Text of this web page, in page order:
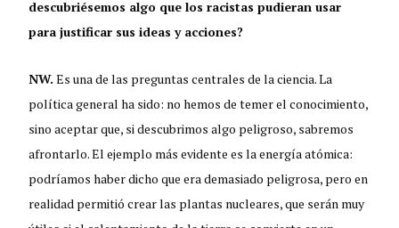
descubriésemos algo que los racistas pudieran usar
para justificar sus ideas y acciones?
NW. Es una de las preguntas centrales de la ciencia. La
política general ha sido: no hemos de temer el conocimiento,
sino aceptar que, si descubrimos algo peligroso, sabremos
afrontarlo. El ejemplo más evidente es la energía atómica:
podríamos haber dicho que era demasiado peligrosa, pero en
realidad permitió crear las plantas nucleares, que serán muy